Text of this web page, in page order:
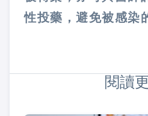
性投藥，避免被感染
閱讀